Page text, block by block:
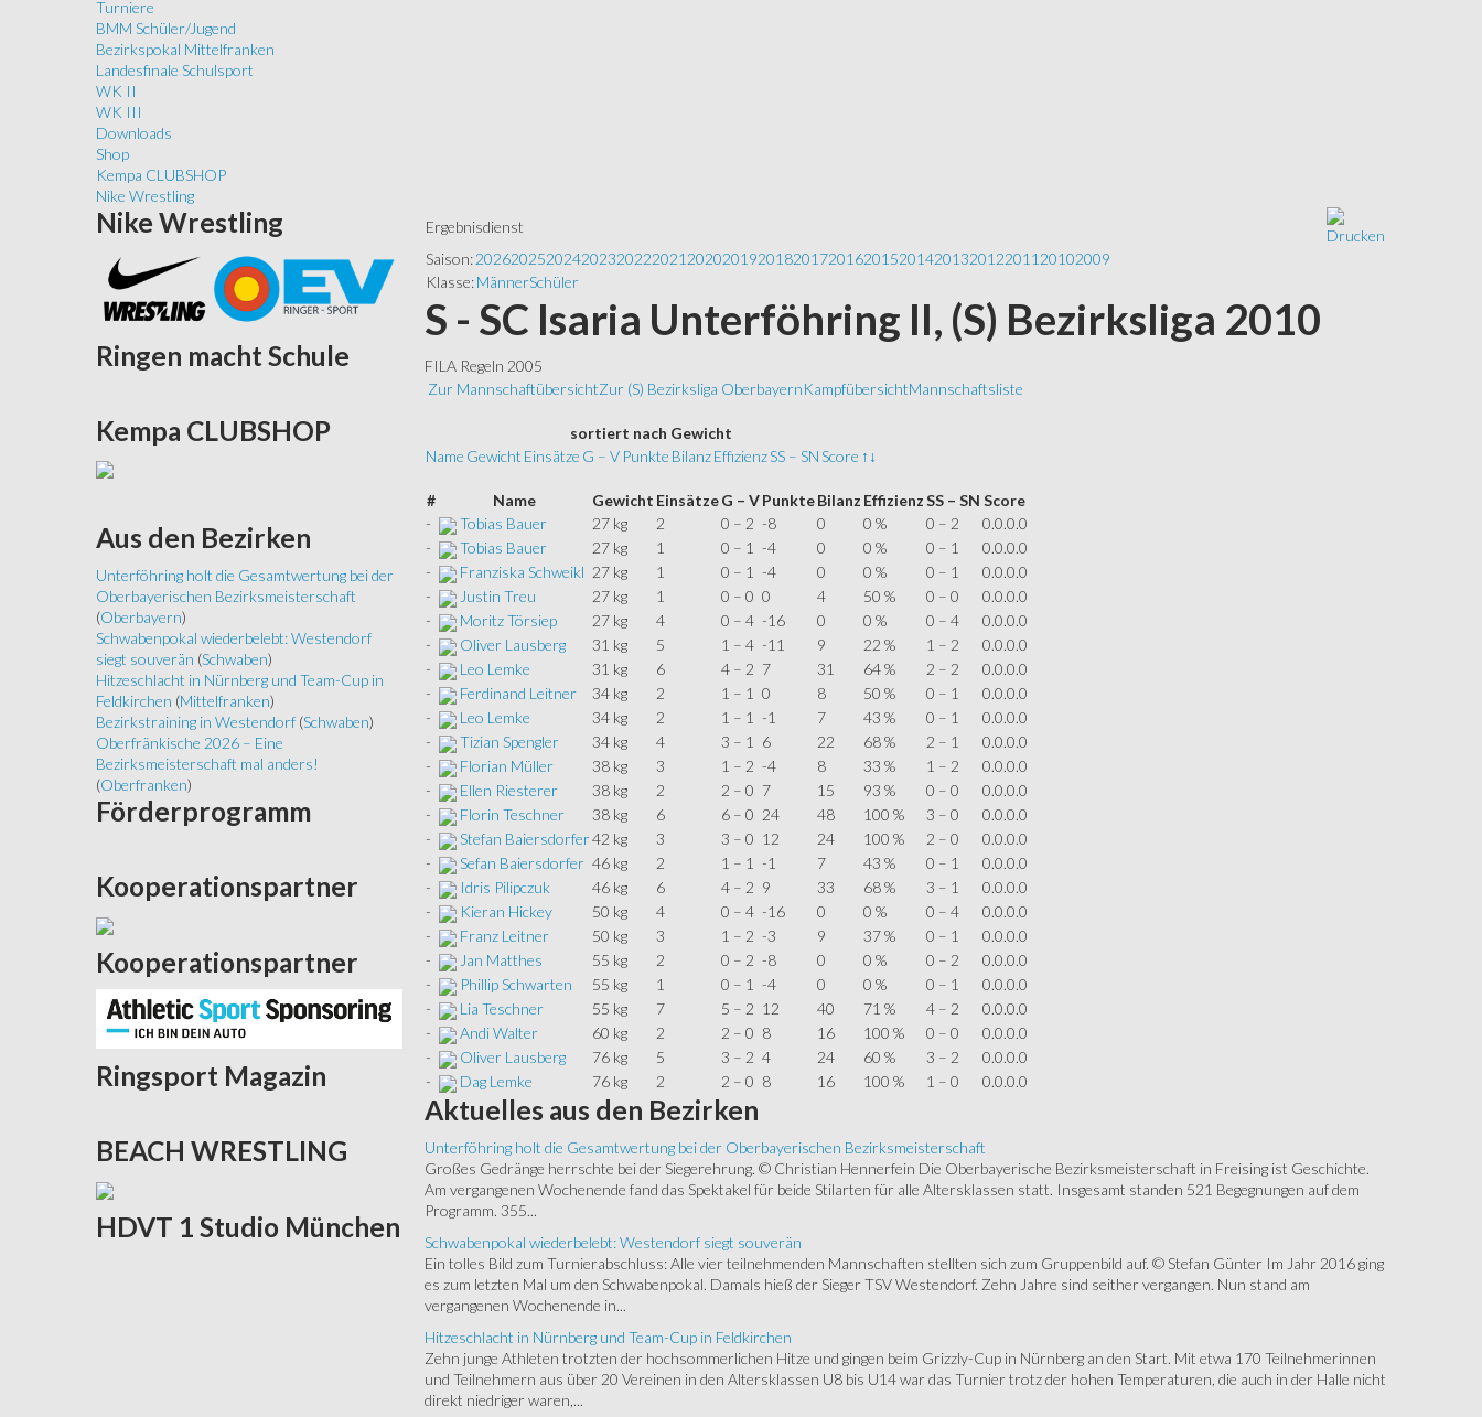
Turniere
BMM Schüler/Jugend
Bezirkspokal Mittelfranken
Landesfinale Schulsport
WK II
WK III
Downloads
Shop
Kempa CLUBSHOP
Nike Wrestling
Ergebnisdienst
Saison: 202620252024202320222021 2020201920182017201620152014201320122011 20102009
Klasse: MännerSchüler
S - SC Isaria Unterföhring II, (S) Bezirksliga 2010
FILA Regeln 2005
Zur MannschaftübersichtZur (S) Bezirksliga OberbayernKampfübersichtMannschaftsliste
sortiert nach Gewicht
Name Gewicht Einsätze G – V Punkte Bilanz EffizienzSS – SNScore ↑↓
# Name Gewicht Einsätze G – V Punkte Bilanz EffizienzSS – SN Score
-
Tobias Bauer 27 kg 2 0 – 2 -8 0 0 % 0 – 2
0.0.0.0
-
Tobias Bauer 27 kg 1 0 – 1 -4 0 0 % 0 – 1
0.0.0.0
-
Franziska Schweikl 27 kg 1 0 – 1 -4 0 0 % 0 – 1
0.0.0.0
-
Justin Treu 27 kg 1 0 – 0 0 4 50 % 0 – 0
0.0.0.0
-
Moritz Törsiep 27 kg 4 0 – 4 -16 0 0 % 0 – 4
0.0.0.0
-
Oliver Lausberg 31 kg 5 1 – 4 -11 9 22 % 1 – 2
0.0.0.0
-
Leo Lemke 31 kg 6 4 – 2 7 31 64 % 2 – 2
0.0.0.0
-
Ferdinand Leitner 34 kg 2 1 – 1 0 8 50 % 0 – 1
0.0.0.0
-
Leo Lemke 34 kg 2 1 – 1 -1 7 43 % 0 – 1
0.0.0.0
-
Tizian Spengler 34 kg 4 3 – 1 6 22 68 % 2 – 1
0.0.0.0
-
Florian Müller 38 kg 3 1 – 2 -4 8 33 % 1 – 2
0.0.0.0
-
Ellen Riesterer 38 kg 2 2 – 0 7 15 93 % 0 – 0
0.0.0.0
-
Florin Teschner 38 kg 6 6 – 0 24 48 100 % 3 – 0
0.0.0.0
-
Stefan Baiersdorfer42 kg 3 3 – 0 12 24 100 % 2 – 0
0.0.0.0
-
Sefan Baiersdorfer 46 kg 2 1 – 1 -1 7 43 % 0 – 1
0.0.0.0
-
Idris Pilipczuk 46 kg 6 4 – 2 9 33 68 % 3 – 1
0.0.0.0
-
Kieran Hickey 50 kg 4 0 – 4 -16 0 0 % 0 – 4
0.0.0.0
-
Franz Leitner 50 kg 3 1 – 2 -3 9 37 % 0 – 1
0.0.0.0
-
Jan Matthes 55 kg 2 0 – 2 -8 0 0 % 0 – 2
0.0.0.0
-
Phillip Schwarten 55 kg 1 0 – 1 -4 0 0 % 0 – 1
0.0.0.0
-
Lia Teschner 55 kg 7 5 – 2 12 40 71 % 4 – 2
0.0.0.0
-
Andi Walter 60 kg 2 2 – 0 8 16 100 % 0 – 0
0.0.0.0
-
Oliver Lausberg 76 kg 5 3 – 2 4 24 60 % 3 – 2
0.0.0.0
-
Dag Lemke 76 kg 2 2 – 0 8 16 100 % 1 – 0 0.0.0.0
Aktuelles aus den Bezirken
Unterföhring holt die Gesamtwertung bei der Oberbayerischen Bezirksmeisterschaft
Großes Gedränge herrschte bei der Siegerehrung. © Christian Hennerfein Die Oberbayerische Bezirksmeisterschaft in Freising ist Geschichte.
Am vergangenen Wochenende fand das Spektakel für beide Stilarten für alle Altersklassen statt. Insgesamt standen 521 Begegnungen auf dem
Programm. 355...
Schwabenpokal wiederbelebt: Westendorf siegt souverän
Ein tolles Bild zum Turnierabschluss: Alle vier teilnehmenden Mannschaften stellten sich zum Gruppenbild auf. © Stefan Günter Im Jahr 2016 ging
es zum letzten Mal um den Schwabenpokal. Damals hieß der Sieger TSV Westendorf. Zehn Jahre sind seither vergangen. Nun stand am
vergangenen Wochenende in...
Hitzeschlacht in Nürnberg und Team-Cup in Feldkirchen
Zehn junge Athleten trotzten der hochsommerlichen Hitze und gingen beim Grizzly-Cup in Nürnberg an den Start. Mit etwa 170 Teilnehmerinnen
und Teilnehmern aus über 20 Vereinen in den Altersklassen U8 bis U14 war das Turnier trotz der hohen Temperaturen, die auch in der Halle nicht
direkt niedriger waren,...
Nike Wrestling
Ringen macht Schule
Kempa CLUBSHOP
Aus den Bezirken
Unterföhring holt die Gesamtwertung bei der
Oberbayerischen Bezirksmeisterschaft
(Oberbayern)
Schwabenpokal wiederbelebt: Westendorf
siegt souverän (Schwaben)
Hitzeschlacht in Nürnberg und Team-Cup in
Feldkirchen (Mittelfranken)
Bezirkstraining in Westendorf (Schwaben)
Oberfränkische 2026 – Eine
Bezirksmeisterschaft mal anders!
(Oberfranken)
Förderprogramm
Kooperationspartner
Kooperationspartner
Ringsport Magazin
BEACH WRESTLING
HDVT 1 Studio München